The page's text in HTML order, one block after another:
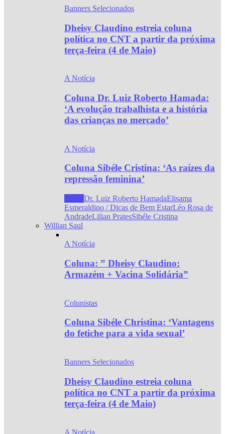
Banners Selecionados
Dheisy Claudino estreia coluna
política no CNT a partir da próxima
terça-feira (4 de Maio)
A Notícia
Coluna Dr. Luiz Roberto Hamada:
‘A evolução trabalhista e a história
das crianças no mercado’
A Notícia
Coluna Sibéle Cristina: ‘As raízes da
repressão feminina’
Dr. Luiz Roberto HamadaElisama
Esmeraldino / Dicas de Bem EstarLéo Rosa de
AndradeLilian PratesSibéle Cristina
Willian Saul
A Notícia
Coluna: ” Dheisy Claudino:
Armazém + Vacina Solidária”
Colunistas
Coluna Sibéle Christina: ‘Vantagens
do fetiche para a vida sexual’
Banners Selecionados
Dheisy Claudino estreia coluna
política no CNT a partir da próxima
terça-feira (4 de Maio)
A Notícia